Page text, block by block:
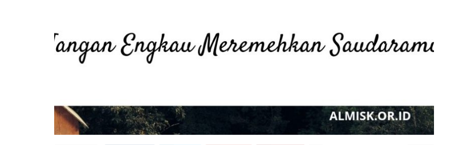
6 December 2020
Risalah Indah dari seorang Ibu teruntuk
Mengapa kita harus memperhatikan Aqidah
lebih dahulu daripada amalan yang lain?
25 October 2020
5 December 2021
Dirinya Sendiri